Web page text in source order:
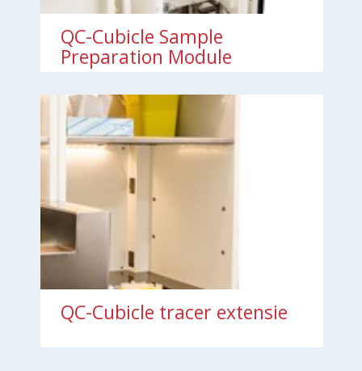
QC-Cubicle Sample
Preparation Module
QC-Cubicle tracer extensie